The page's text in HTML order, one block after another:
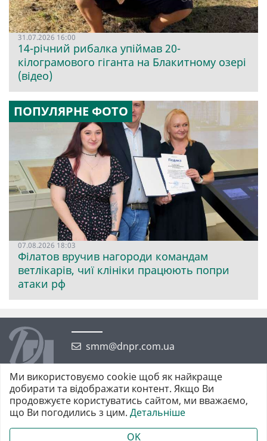
31.07.2026 16:00
14-річний рибалка упіймав 20-
кілограмового гіганта на Блакитному озері
(відео)
ПОПУЛЯРНЕ ФОТО
07.08.2026 18:03
Філатов вручив нагороди командам
ветлікарів, чиї клініки працюють попри
атаки рф
smm@dnpr.com.ua
©2026 https://dnpr.com.ua Дніпровська порадниця
Всі права захищені. При повному або частковому використанні
Ми використовуємо cookie щоб як найкраще
добирати та відображати контент. Якщо Ви
продовжуєте користуватись сайтом, ми вважаємо,
що Ви погодились з цим. Детальніше
OK